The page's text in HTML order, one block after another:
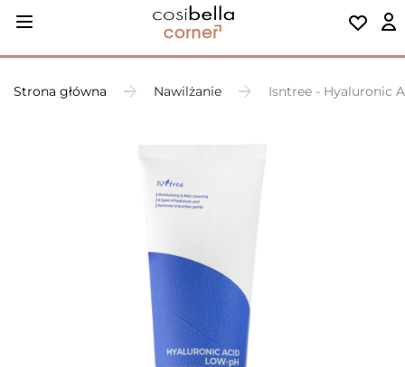
Strona główna Nawilżanie Isntree - Hyaluronic